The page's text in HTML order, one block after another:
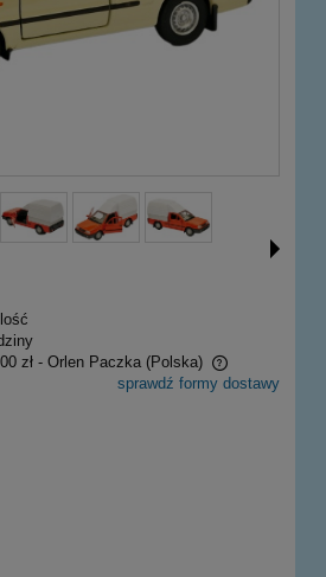
zł - Orlen Paczka (Polska)
kosztów płatności
sprawdź formy dostawy